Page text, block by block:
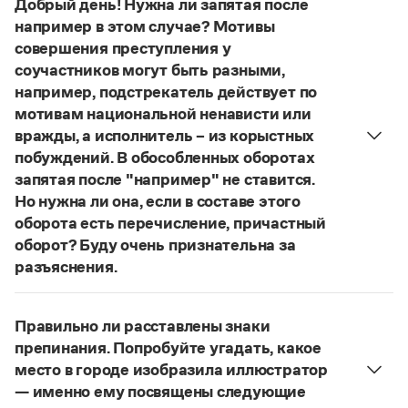
Словари русского языка как государственного
Справочники
Правила русской орфографии и пунктуации
Русский язык. Краткий теоретический курс
для школьников
Письмовник
Справочник по пунктуации
Словарь-справочник трудностей
Справочник по фразеологии
Азбучные истины
Словарь-справочник непростые слова
Все справочники портала
Новости и события
Управление в русском языке
Словарь русских имён
Словарь методических терминов
Правила русской орфографии и пунктуации
(1956)
Добрый день! Нужна ли запятая после
например в этом случае? Мотивы
совершения преступления у
соучастников могут быть разными,
например, подстрекатель действует по
мотивам национальной ненависти или
вражды, а исполнитель – из корыстных
побуждений. В обособленных оборотах
запятая после "например" не ставится.
Но нужна ли она, если в составе этого
оборота есть перечисление, причастный
оборот? Буду очень признательна за
разъяснения.
В § 94«Правил русской орфографии и пунктуации»
слова и сочетания слов, стоящие на границе
частей сложного предложения и относящиеся к
следующему за ними предложению,
не отделяются от него запятой:Послышался
Правильно ли расставлены знаки
препинания. Попробуйте угадать, какое
место в городе изобразила иллюстратор
— именно ему посвящены следующие